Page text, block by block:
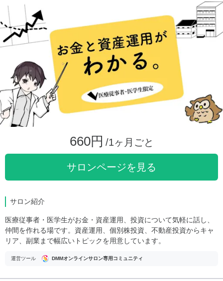
660円 /1ヶ月ごと
サロンページを見る
サロン紹介
医療従事者・医学生がお金・資産運用、投資について気軽に話し、
仲間を作れる場です。資産運用、個別株投資、不動産投資からキャ
リア、副業まで幅広いトピックを用意しています。
運営ツール DMMオンラインサロン専用コミュニティ